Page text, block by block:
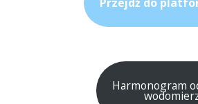
Harmonogram